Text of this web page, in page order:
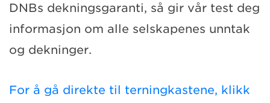
DNBs dekningsgaranti, så gir vår test deg
informasjon om alle selskapenes unntak
og dekninger.
For å gå direkte til terningkastene, klikk